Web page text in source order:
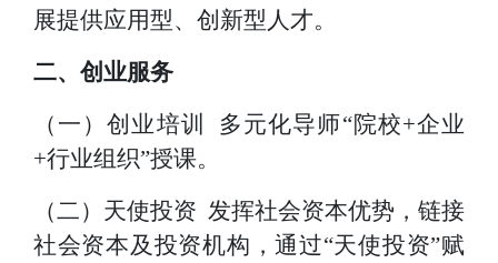
展提供应用型、创新型人才。
二、创业服务
（一）创业培训
多元化导师“院校+企业
+行业组织”授课。
（二）天使投资 发挥社会资本优势，链接
社会资本及投资机构，通过“天使投资”赋